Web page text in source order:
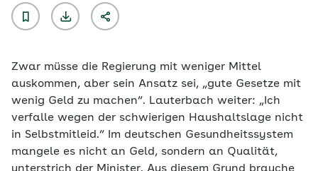
Zwar müsse die Regierung mit weniger Mittel
auskommen, aber sein Ansatz sei, „gute Gesetze mit
wenig Geld zu machen“. Lauterbach weiter: „Ich
verfalle wegen der schwierigen Haushaltslage nicht
in Selbstmitleid.“ Im deutschen Gesundheitssystem
mangele es nicht an Geld, sondern an Qualität,